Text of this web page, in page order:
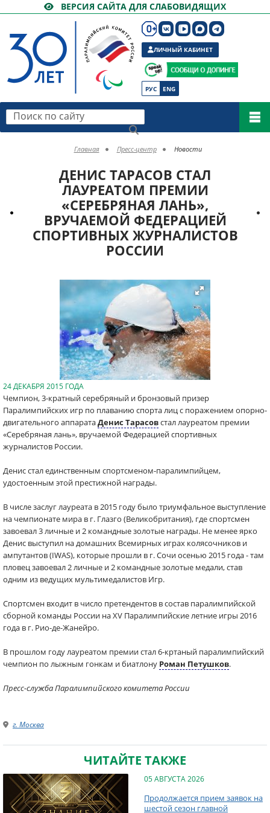
ВЕРСИЯ САЙТА ДЛЯ СЛАБОВИДЯЩИХ
РУС ENG
ЛИЧНЫЙ КАБИНЕТ
Поиск по сайту
Главная Пресс-центр Новости
ДЕНИС ТАРАСОВ СТАЛ
ЛАУРЕАТОМ ПРЕМИИ
«СЕРЕБРЯНАЯ ЛАНЬ»,
ВРУЧАЕМОЙ ФЕДЕРАЦИЕЙ
СПОРТИВНЫХ ЖУРНАЛИСТОВ
РОССИИ
24 ДЕКАБРЯ 2015 ГОДА
Чемпион, 3-кратный серебряный и бронзовый призер
Паралимпийских игр по плаванию спорта лиц с поражением опорно-
двигательного аппаратаДенис Тарасовстал лауреатом премии
«Серебряная лань», вручаемой Федерацией спортивных
журналистов России.
Денис стал единственным спортсменом-паралимпийцем,
удостоенным этой престижной награды.
В числе заслуг лауреата в 2015 году было триумфальное выступление
на чемпионате мира в г. Глазго (Великобритания), где спортсмен
завоевал 3 личные и 2 командные золотые награды. Не менее ярко
Денис выступил на домашних Всемирных играх колясочников и
ампутантов (IWAS), которые прошли в г. Сочи осенью 2015 года - там
пловец завоевал 2 личные и 2 командные золотые медали, став
одним из ведущих мультимедалистов Игр.
Спортсмен входит в число претендентов в состав паралимпийской
сборной команды России на XV Паралимпийские летние игры 2016
года в г. Рио-де-Жанейро.
В прошлом году лауреатом премии стал 6-кртаный паралимпийский
чемпион по лыжным гонкам и биатлону Роман Петушков.
Пресс-служба Паралимпийского комитета России
г. Москва
ЧИТАЙТЕ ТАКЖЕ
05 АВГУСТА 2026
Продолжается прием заявок на
шестой сезон главной